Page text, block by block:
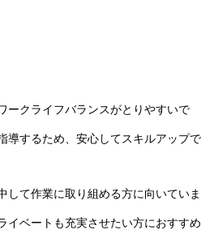
ークライフバランスがとりやすいで
導するため、安心してスキルアップで
して作業に取り組める方に向いていま
イベートも充実させたい方におすすめ